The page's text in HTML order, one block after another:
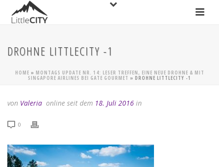
DROHNE LITTLECITY -1
HOME » MONTAGS UPDATE NR. 14: LESER TREFFEN, EINE NEUE DROHNE & MIT
SINGAPORE AIRLINES BEI GATE GOURMET » DROHNE LITTLECITY -1
von Valeria online seit dem 18. Juli 2016 in
0